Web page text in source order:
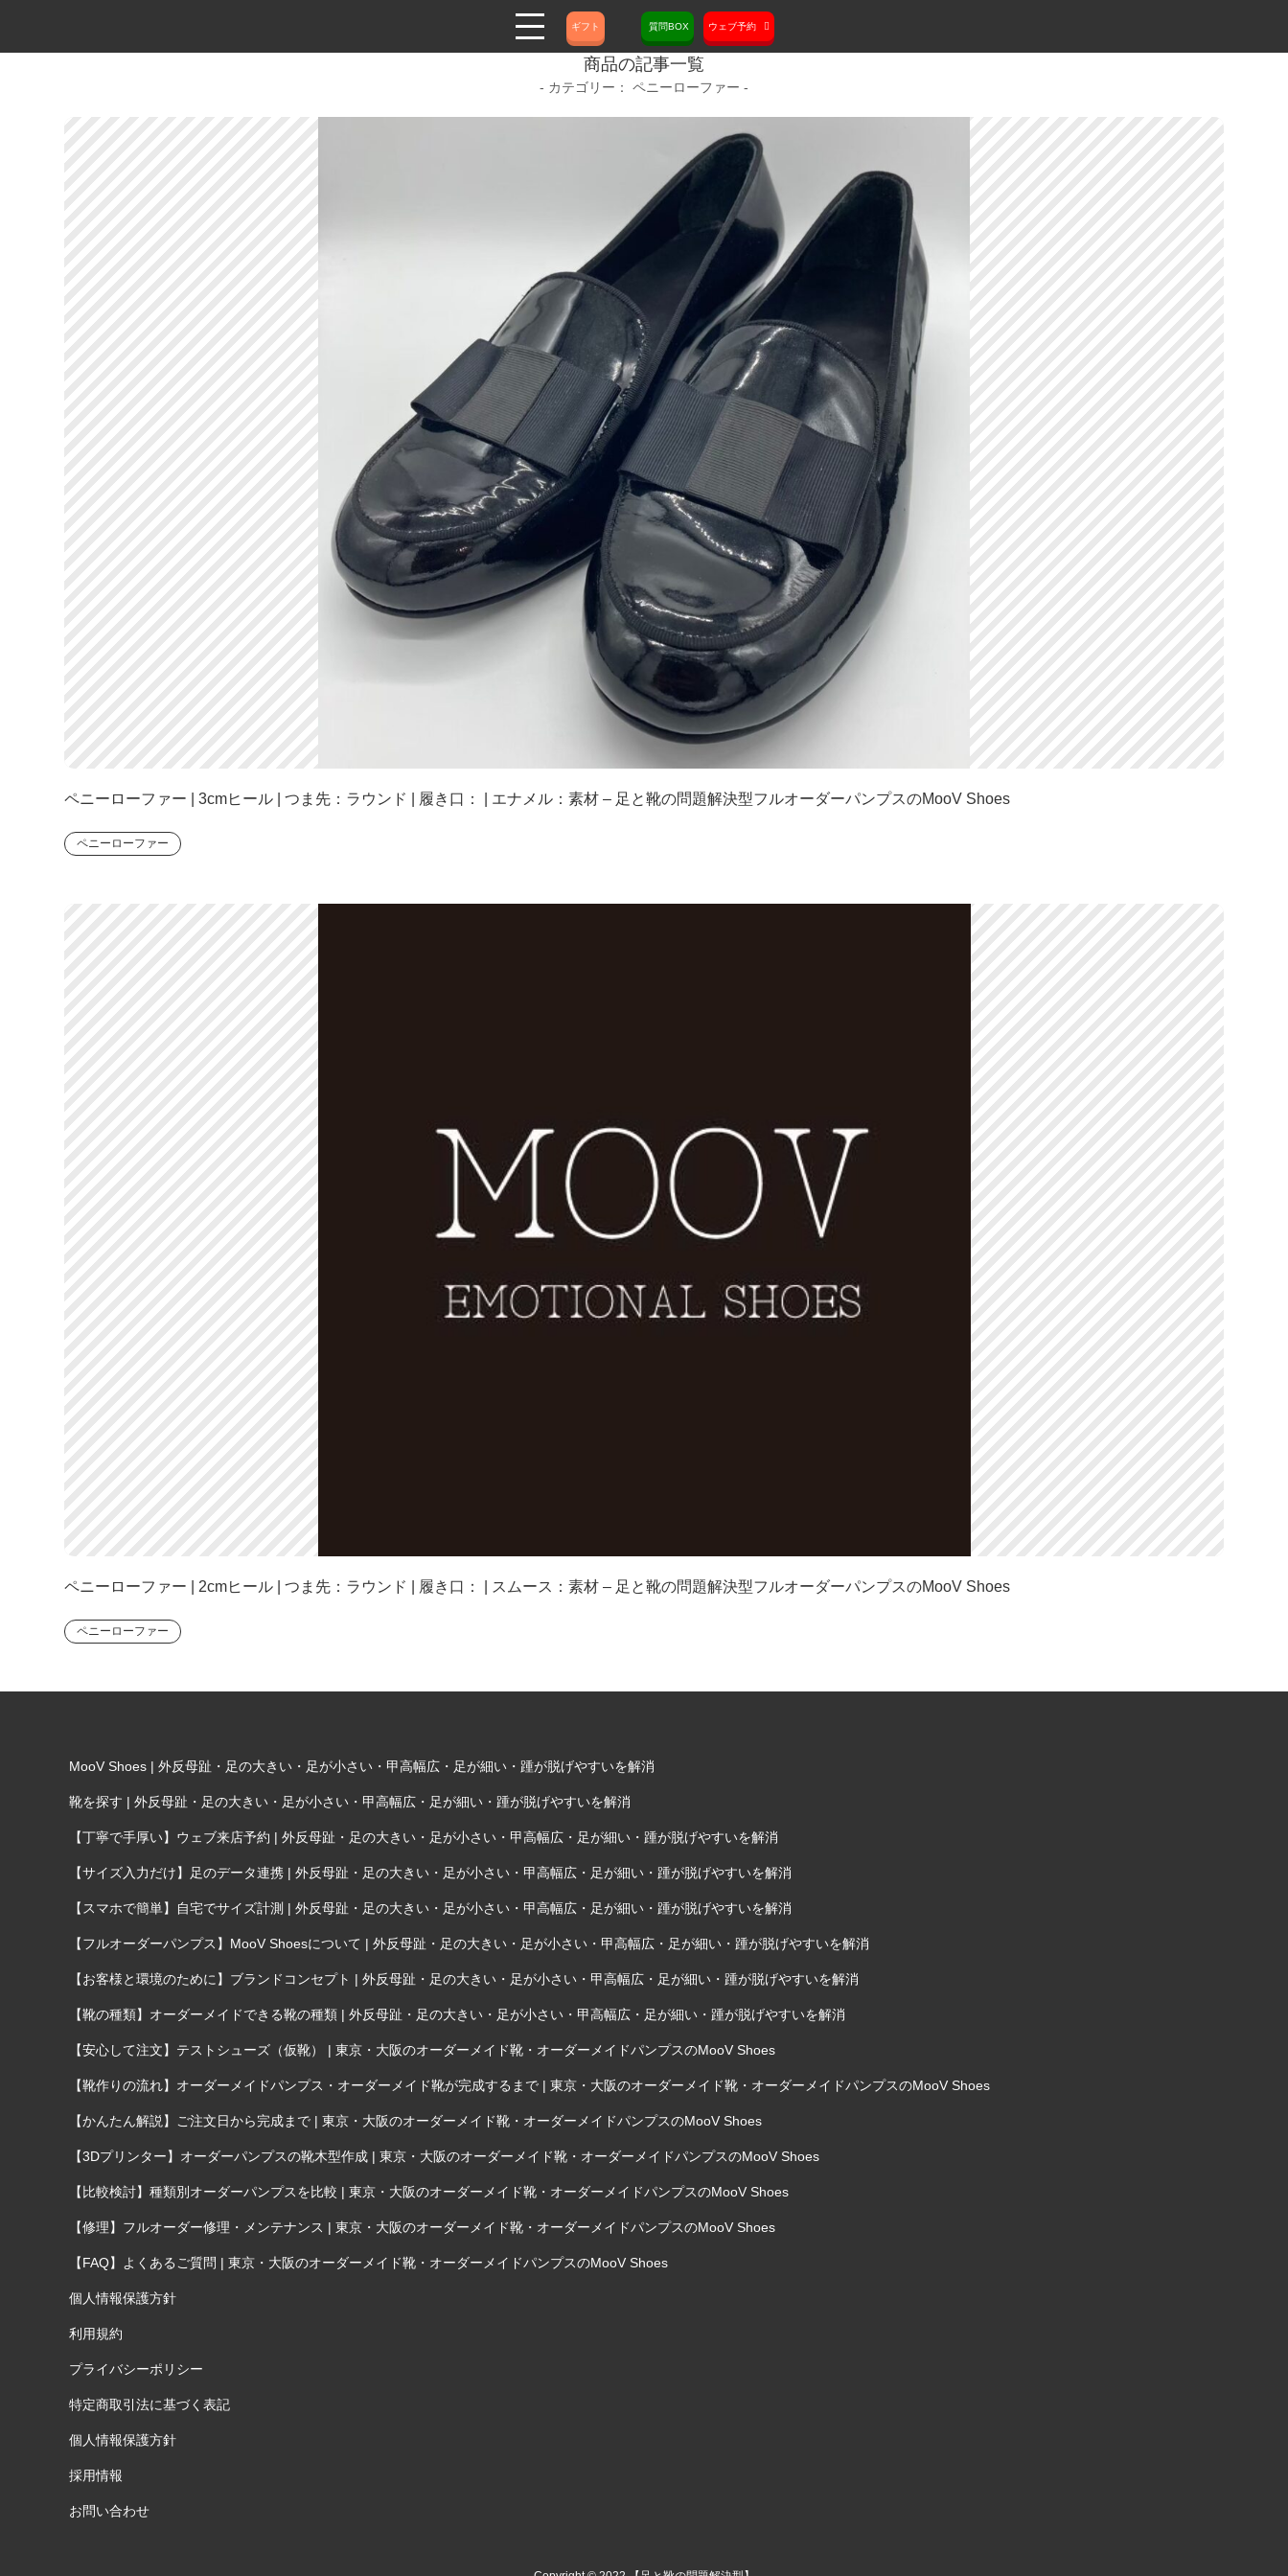
ギフト 質問BOX ウェブ予約
商品の記事一覧
ペニーローファー
ペニーローファー | 3cmヒール | つま先：ラウンド | 履き口： | エナメル：素材 – 足と靴の問題解決型フルオーダーパンプスのMooV Shoes
ペニーローファー
ペニーローファー | 2cmヒール | つま先：ラウンド | 履き口： | スムース：素材 – 足と靴の問題解決型フルオーダーパンプスのMooV Shoes
ペニーローファー
MooV Shoes | 外反母趾・足の大きい・足が小さい・甲高幅広・足が細い・踵が脱げやすいを解消
靴を探す | 外反母趾・足の大きい・足が小さい・甲高幅広・足が細い・踵が脱げやすいを解消
【丁寧で手厚い】ウェブ来店予約 | 外反母趾・足の大きい・足が小さい・甲高幅広・足が細い・踵が脱げやすいを解消
【サイズ入力だけ】足のデータ連携 | 外反母趾・足の大きい・足が小さい・甲高幅広・足が細い・踵が脱げやすいを解消
【スマホで簡単】自宅でサイズ計測 | 外反母趾・足の大きい・足が小さい・甲高幅広・足が細い・踵が脱げやすいを解消
【フルオーダーパンプス】MooV Shoesについて | 外反母趾・足の大きい・足が小さい・甲高幅広・足が細い・踵が脱げやすいを解消
【お客様と環境のために】ブランドコンセプト | 外反母趾・足の大きい・足が小さい・甲高幅広・足が細い・踵が脱げやすいを解消
【靴の種類】オーダーメイドできる靴の種類 | 外反母趾・足の大きい・足が小さい・甲高幅広・足が細い・踵が脱げやすいを解消
【安心して注文】テストシューズ（仮靴） | 東京・大阪のオーダーメイド靴・オーダーメイドパンプスのMooV Shoes
【靴作りの流れ】オーダーメイドパンプス・オーダーメイド靴が完成するまで | 東京・大阪のオーダーメイド靴・オーダーメイドパンプスのMooV Shoes
【かんたん解説】ご注文日から完成まで | 東京・大阪のオーダーメイド靴・オーダーメイドパンプスのMooV Shoes
【3Dプリンター】オーダーパンプスの靴木型作成 | 東京・大阪のオーダーメイド靴・オーダーメイドパンプスのMooV Shoes
【比較検討】種類別オーダーパンプスを比較 | 東京・大阪のオーダーメイド靴・オーダーメイドパンプスのMooV Shoes
【修理】フルオーダー修理・メンテナンス | 東京・大阪のオーダーメイド靴・オーダーメイドパンプスのMooV Shoes
【FAQ】よくあるご質問 | 東京・大阪のオーダーメイド靴・オーダーメイドパンプスのMooV Shoes
個人情報保護方針
利用規約
プライバシーポリシー
特定商取引法に基づく表記
個人情報保護方針
採用情報
お問い合わせ